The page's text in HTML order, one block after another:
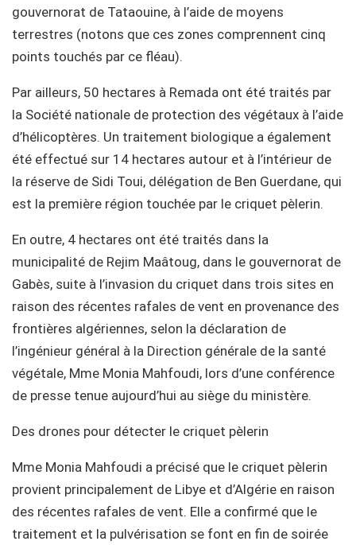
gouvernorat de Tataouine, à l’aide de moyens
terrestres (notons que ces zones comprennent cinq
points touchés par ce fléau).
Par ailleurs, 50 hectares à Remada ont été traités par
la Société nationale de protection des végétaux à l’aide
d’hélicoptères. Un traitement biologique a également
été effectué sur 14 hectares autour et à l’intérieur de
la réserve de Sidi Toui, délégation de Ben Guerdane, qui
est la première région touchée par le criquet pèlerin.
En outre, 4 hectares ont été traités dans la
municipalité de Rejim Maâtoug, dans le gouvernorat de
Gabès, suite à l’invasion du criquet dans trois sites en
raison des récentes rafales de vent en provenance des
frontières algériennes, selon la déclaration de
l’ingénieur général à la Direction générale de la santé
végétale, Mme Monia Mahfoudi, lors d’une conférence
de presse tenue aujourd’hui au siège du ministère.
Des drones pour détecter le criquet pèlerin
Mme Monia Mahfoudi a précisé que le criquet pèlerin
provient principalement de Libye et d’Algérie en raison
des récentes rafales de vent. Elle a confirmé que le
traitement et la pulvérisation se font en fin de soirée